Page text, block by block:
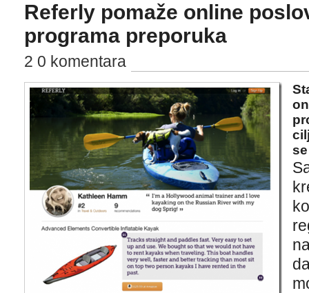
Referly pomaže online
programa preporuka
2 0 komentara